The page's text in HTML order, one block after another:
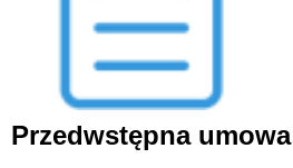
Przedwstępna